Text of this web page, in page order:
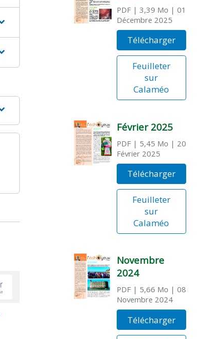
PDF| 3,39 Mo | 01
Décembre 2025
Télécharger
Feuilleter
sur
Calaméo
Février 2025
PDF| 5,45 Mo | 20
Février 2025
Télécharger
Feuilleter
sur
Calaméo
Novembre
2024
PDF| 5,66 Mo | 08
Novembre 2024
Télécharger